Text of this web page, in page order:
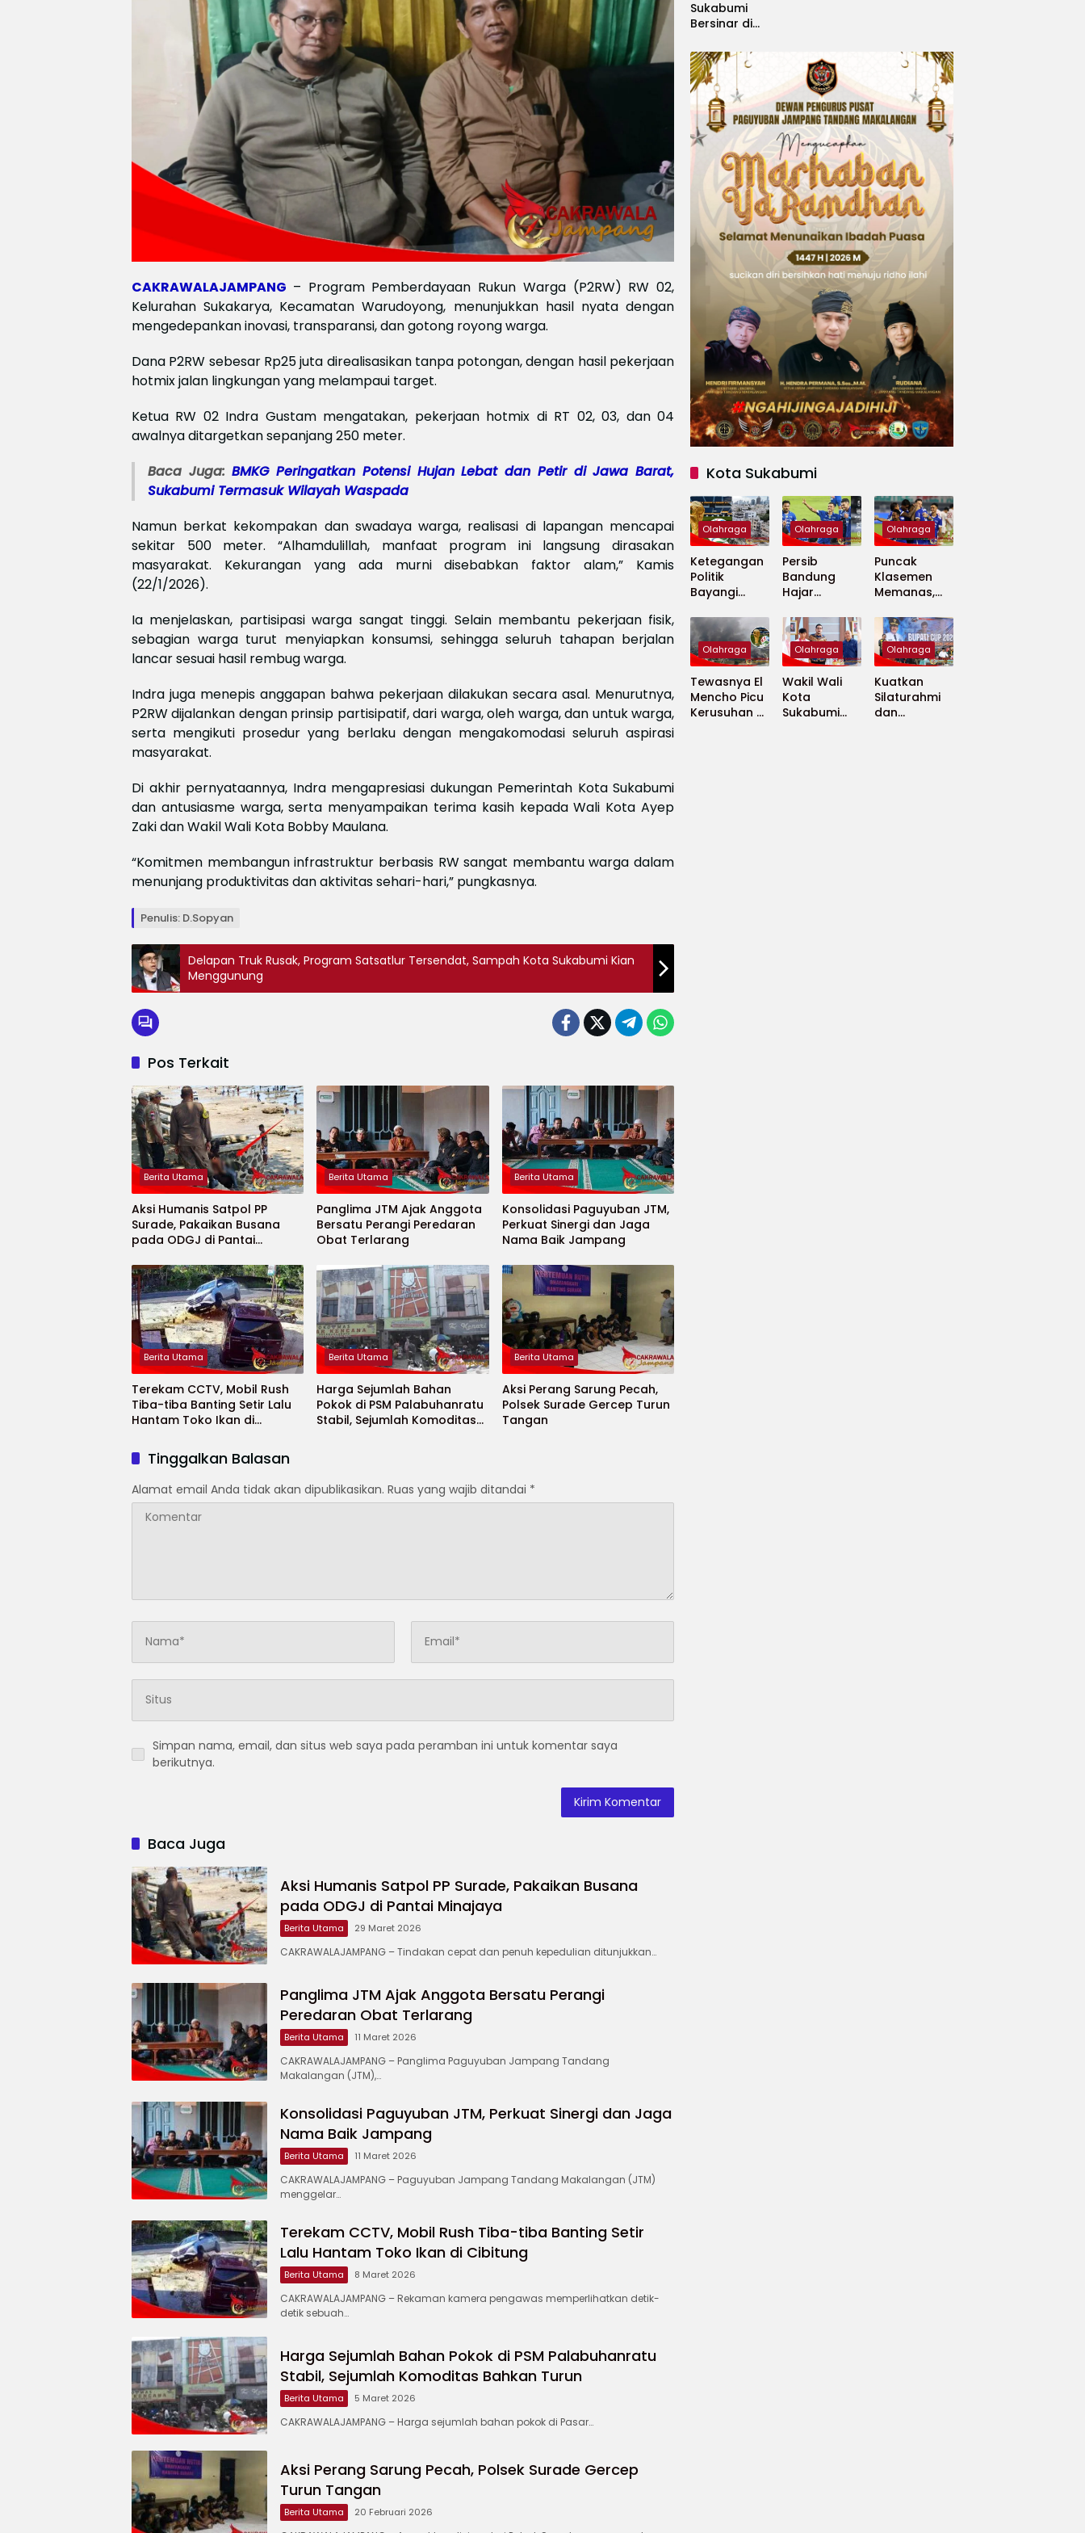
CAKRAWALAJAMPANG – Program Pemberdayaan Rukun Warga (P2RW) RW 02,
Kelurahan Sukakarya, Kecamatan Warudoyong, menunjukkan hasil nyata dengan
mengedepankan inovasi, transparansi, dan gotong royong warga.
Dana P2RW sebesar Rp25 juta direalisasikan tanpa potongan, dengan hasil pekerjaan
hotmix jalan lingkungan yang melampaui target.
Ketua RW 02 Indra Gustam mengatakan, pekerjaan hotmix di RT 02, 03, dan 04
awalnya ditargetkan sepanjang 250 meter.
Baca Juga:BMKG Peringatkan Potensi Hujan Lebat dan Petir di Jawa Barat,
Sukabumi Termasuk Wilayah Waspada
Namun berkat kekompakan dan swadaya warga, realisasi di lapangan mencapai
sekitar 500 meter. “Alhamdulillah, manfaat program ini langsung dirasakan
masyarakat. Kekurangan yang ada murni disebabkan faktor alam,” Kamis
(22/1/2026).
Ia menjelaskan, partisipasi warga sangat tinggi. Selain membantu pekerjaan fisik,
sebagian warga turut menyiapkan konsumsi, sehingga seluruh tahapan berjalan
lancar sesuai hasil rembug warga.
Indra juga menepis anggapan bahwa pekerjaan dilakukan secara asal. Menurutnya,
P2RW dijalankan dengan prinsip partisipatif, dari warga, oleh warga, dan untuk warga,
serta mengikuti prosedur yang berlaku dengan mengakomodasi seluruh aspirasi
masyarakat.
Di akhir pernyataannya, Indra mengapresiasi dukungan Pemerintah Kota Sukabumi
dan antusiasme warga, serta menyampaikan terima kasih kepada Wali Kota Ayep
Zaki dan Wakil Wali Kota Bobby Maulana.
“Komitmen membangun infrastruktur berbasis RW sangat membantu warga dalam
menunjang produktivitas dan aktivitas sehari-hari,” pungkasnya.
Penulis: D.Sopyan
Delapan Truk Rusak, Program Satsatlur Tersendat, Sampah Kota Sukabumi Kian
Menggunung
Pos Terkait
Berita Utama
Aksi Humanis Satpol PP
Surade, Pakaikan Busana
pada ODGJ di Pantai
Berita Utama
Panglima JTM Ajak Anggota
Bersatu Perangi Peredaran
Obat Terlarang
Berita Utama
Konsolidasi Paguyuban JTM,
Perkuat Sinergi dan Jaga
Nama Baik Jampang
Berita Utama
Terekam CCTV, Mobil Rush
Tiba-tiba Banting Setir Lalu
Hantam Toko Ikan di
Berita Utama
Harga Sejumlah Bahan
Pokok di PSM Palabuhanratu
Stabil, Sejumlah Komoditas
Berita Utama
Aksi Perang Sarung Pecah,
Polsek Surade Gercep Turun
Tangan
Tinggalkan Balasan
Alamat email Anda tidak akan dipublikasikan. Ruas yang wajib ditandai *
Simpan nama, email, dan situs web saya pada peramban ini untuk komentar saya
berikutnya.
Baca Juga
Aksi Humanis Satpol PP Surade, Pakaikan Busana
pada ODGJ di Pantai Minajaya
Berita Utama 29 Maret 2026
CAKRAWALAJAMPANG – Tindakan cepat dan penuh kepedulian ditunjukkan…
Panglima JTM Ajak Anggota Bersatu Perangi
Peredaran Obat Terlarang
Berita Utama 11 Maret 2026
CAKRAWALAJAMPANG – Panglima Paguyuban Jampang Tandang
Makalangan (JTM),…
Konsolidasi Paguyuban JTM, Perkuat Sinergi dan Jaga
Nama Baik Jampang
Berita Utama 11 Maret 2026
CAKRAWALAJAMPANG – Paguyuban Jampang Tandang Makalangan (JTM)
menggelar…
Terekam CCTV, Mobil Rush Tiba-tiba Banting Setir
Lalu Hantam Toko Ikan di Cibitung
Berita Utama 8 Maret 2026
CAKRAWALAJAMPANG – Rekaman kamera pengawas memperlihatkan detik-
detik sebuah…
Harga Sejumlah Bahan Pokok di PSM Palabuhanratu
Stabil, Sejumlah Komoditas Bahkan Turun
Berita Utama 5 Maret 2026
CAKRAWALAJAMPANG – Harga sejumlah bahan pokok di Pasar…
Aksi Perang Sarung Pecah, Polsek Surade Gercep
Turun Tangan
Berita Utama 20 Februari 2026
Sukabumi
Bersinar di
Gelar
Bergengsi
Ajang Idol
Kids
International
2026
Kota Sukabumi
Olahraga
Ketegangan
Politik
Bayangi
Piala Dunia
2026
Olahraga
Persib
Bandung
Hajar
United 5-0,
Perkuat
Puncak
Klasemen BRI
Super
League
Olahraga
Puncak
Klasemen
Memanas,
Persija Saling
Tekan
Olahraga
Tewasnya El
Mencho Picu
Kerusuhan di
Olahraga
Wakil Wali
Kota
Sukabumi
Olahraga
Kuatkan
Silaturahmi
dan